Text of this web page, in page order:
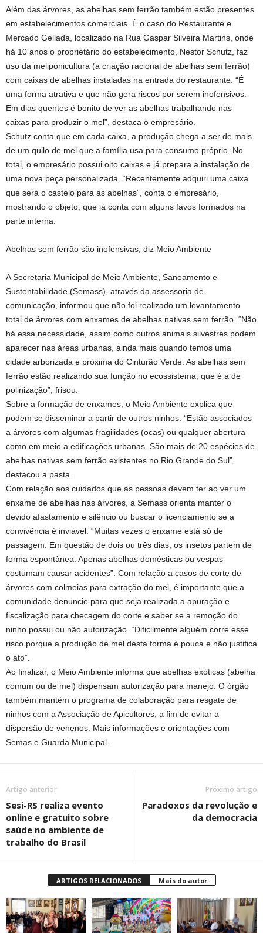
Além das árvores, as abelhas sem ferrão também estão presentes
em estabelecimentos comerciais. É o caso do Restaurante e
Mercado Gellada, localizado na Rua Gaspar Silveira Martins, onde
há 10 anos o proprietário do estabelecimento, Nestor Schutz, faz
uso da meliponicultura (a criação racional de abelhas sem ferrão)
com caixas de abelhas instaladas na entrada do restaurante. “É
uma forma atrativa e que não gera riscos por serem inofensivos.
Em dias quentes é bonito de ver as abelhas trabalhando nas
caixas para produzir o mel”, destaca o empresário.
Schutz conta que em cada caixa, a produção chega a ser de mais
de um quilo de mel que a família usa para consumo próprio. No
total, o empresário possui oito caixas e já prepara a instalação de
uma nova peça personalizada. “Recentemente adquiri uma caixa
que será o castelo para as abelhas”, conta o empresário,
mostrando o objeto, que já conta com alguns favos formados na
parte interna.
Abelhas sem ferrão são inofensivas, diz Meio Ambiente
A Secretaria Municipal de Meio Ambiente, Saneamento e
Sustentabilidade (Semass), através da assessoria de
comunicação, informou que não foi realizado um levantamento
total de árvores com enxames de abelhas nativas sem ferrão. “Não
há essa necessidade, assim como outros animais silvestres podem
aparecer nas áreas urbanas, ainda mais quando temos uma
cidade arborizada e próxima do Cinturão Verde. As abelhas sem
ferrão estão realizando sua função no ecossistema, que é a de
polinização”, frisou.
Sobre a formação de enxames, o Meio Ambiente explica que
podem se disseminar a partir de outros ninhos. “Estão associados
a árvores com algumas fragilidades (ocas) ou qualquer abertura
como em meio a edificações urbanas. São mais de 20 espécies de
abelhas nativas sem ferrão existentes no Rio Grande do Sul”,
destacou a pasta.
Com relação aos cuidados que as pessoas devem ter ao ver um
enxame de abelhas nas árvores, a Semass orienta manter o
devido afastamento e silêncio ou buscar o licenciamento se a
convivência é inviável. “Muitas vezes o enxame está só de
passagem. Em questão de dois ou três dias, os insetos partem de
forma espontânea. Apenas abelhas domésticas ou vespas
costumam causar acidentes”. Com relação a casos de corte de
árvores com colmeias para extração do mel, é importante que a
comunidade denuncie para que seja realizada a apuração e
fiscalização para checagem do corte e saber se a remoção do
ninho possui ou não autorização. “Dificilmente alguém corre esse
risco porque a produção de mel desta forma é pouca e não justifica
o ato”.
Ao finalizar, o Meio Ambiente informa que abelhas exóticas (abelha
comum ou de mel) dispensam autorização para manejo. O órgão
também mantém o programa de colaboração para resgate de
ninhos com a Associação de Apicultores, a fim de evitar a
dispersão de venenos. Mais informações e orientações com
Semas e Guarda Municipal.
Artigo anterior
Sesi-RS realiza evento
online e gratuito sobre
saúde no ambiente de
trabalho do Brasil
Próximo artigo
Paradoxos da revolução e
da democracia
ARTIGOS RELACIONADOS Mais do autor